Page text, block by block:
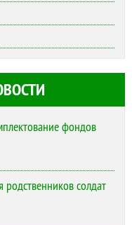
фондов
родственников солдат